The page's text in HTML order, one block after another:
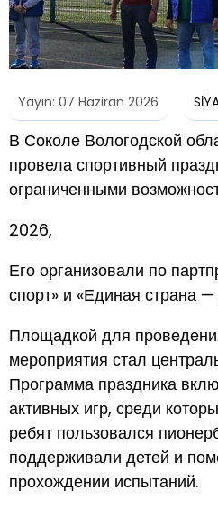
Yayın: 07 Haziran 2026
В Соколе Вологодской
провела спортивный
ограниченными
2026,
Его организовали по
спорт» и «Единая страна
Площадкой для
мероприятия стал
Программа праздника
активных игр, среди
ребят пользовался
поддерживали детей и
прохождении испытаний.